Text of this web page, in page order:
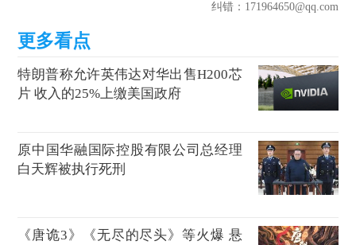
纠错：171964650@qq.com
特朗普称允许英伟达对华出售H200芯
片 收入的25%上缴美国政府
原中国华融国际控股有限公司总经理
白天辉被执行死刑
《唐诡3》《无尽的尽头》等火爆 悬